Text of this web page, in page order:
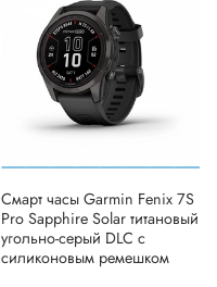
Смарт часы Garmin Fenix 7S
Pro Sapphire Solar титановый
угольно-серый DLC с
силиконовым ремешком